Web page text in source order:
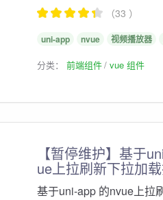
（33 ）
uni-app nvue 视频播放器
分类： 前端组件 vue 组件
【暂停维护】基于
ue上拉刷新下拉加
基于uni-app 的nvue上拉